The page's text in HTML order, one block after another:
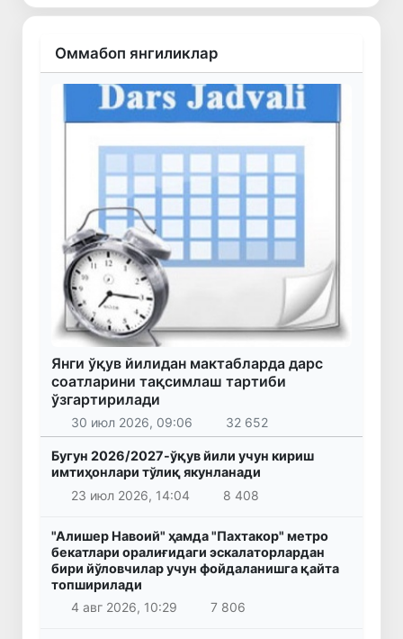
Оммабоп янгиликлар
Янги ўқув йилидан мактабларда дарс
соатларини тақсимлаш тартиби
ўзгартирилади
30 июл 2026, 09:06 32 652
Бугун 2026/2027-ўқув йили учун кириш
имтиҳонлари тўлиқ якунланади
23 июл 2026, 14:04
8 408
"Алишер Навоий" ҳамда "Пахтакор" метро
бекатлари оралиғидаги эскалаторлардан
бири йўловчилар учун фойдаланишга қайта
топширилади
4 авг 2026, 10:29
7 806